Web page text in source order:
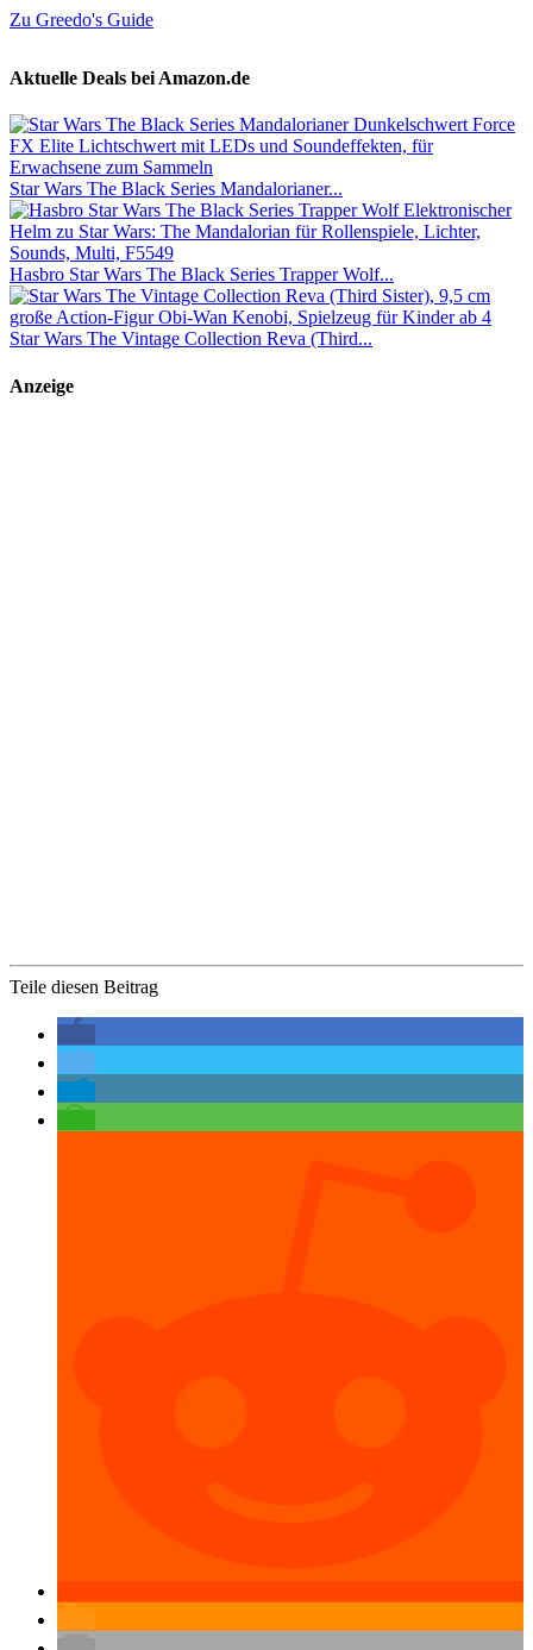
Zu Greedo's Guide
Aktuelle Deals bei Amazon.de
Star Wars The Black Series Mandalorianer...
Hasbro Star Wars The Black Series Trapper Wolf...
Star Wars The Vintage Collection Reva (Third...
Anzeige
Teile diesen Beitrag